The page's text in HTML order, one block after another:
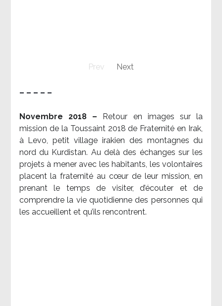
Prev Next
– – – – –
Novembre 2018 –
Retour en images sur la
mission de la Toussaint 2018 de Fraternité en Irak,
à Levo, petit village irakien des montagnes du
nord du Kurdistan. Au delà des échanges sur les
projets à mener avec les habitants, les volontaires
placent la fraternité au cœur de leur mission, en
prenant le temps de visiter, d’écouter et de
comprendre la vie quotidienne des personnes qui
les accueillent et qu’ils rencontrent.